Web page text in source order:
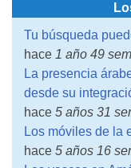
Tu búsqueda
hace 1 año 49
La presencia
desde su
hace 5 años 31
Los móviles de la
hace 5 años 16